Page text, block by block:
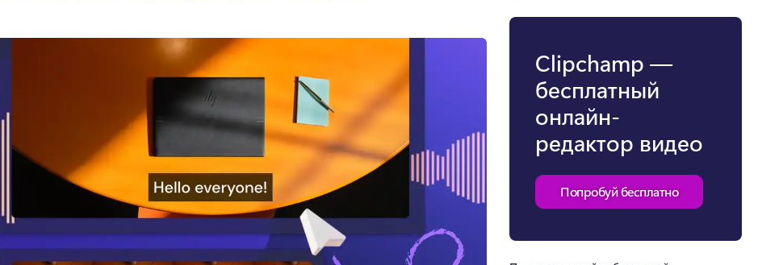
Clipchamp —
бесплатный
онлайн-
редактор видео
Попробуй бесплатно